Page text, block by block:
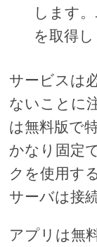
します
を取得し
サービスは
ないことに
は無料版で
かなり固定
クを使用す
サーバは接
アプリは無